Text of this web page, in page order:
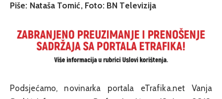
Piše: Nataša Tomić, Foto: BN Televizija
Podsjećamo, novinarka portala eTrafika.net Vanja